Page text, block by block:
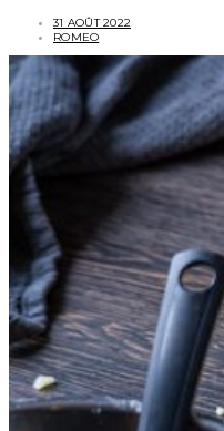
31 AOÛT 2022
ROMEO